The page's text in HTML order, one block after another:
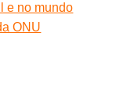
e no mundo
ONU